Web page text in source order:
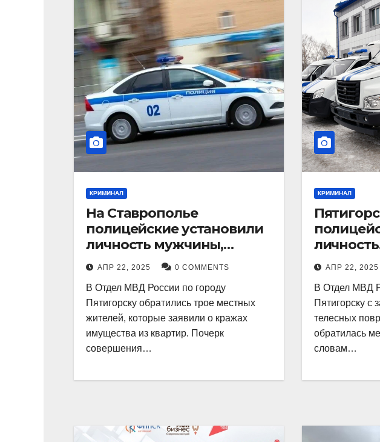
КРИМИНАЛ
На Ставрополье
полицейские установили
личность мужчины,
причастного к кражам
имущества из квартир в
Пятигорске
АПР 22, 2025 0 COMMENTS
В Отдел МВД России по городу
Пятигорску обратились трое местных
жителей, которые заявили о кражах
имущества из квартир. Почерк
совершения…
КРИМИНАЛ
личность
жителю
АПР 22, 2025
В Отдел МВД
Пятигорску с
телесных
обратилась
словам…